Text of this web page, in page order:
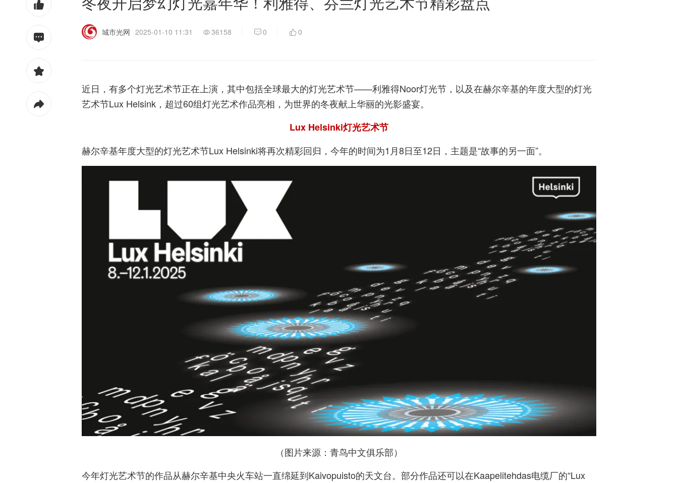
城市光网 2025-01-10 11:31 36158 0 0
近日，有多个灯光艺术节正在上演，其中包括全球最大的灯光艺术节——利雅得Noor灯光节，以及在赫尔辛基的年度大型的灯光
艺术节Lux Helsink，超过60组灯光艺术作品亮相，为世界的冬夜献上华丽的光影盛宴。
Lux Helsinki灯光艺术节
赫尔辛基年度大型的灯光艺术节Lux Helsinki将再次精彩回归，今年的时间为1月8日至12日，主题是“故事的另一面”。
（图片来源：青鸟中文俱乐部）
今年灯光艺术节的作品从赫尔辛基中央火车站一直绵延到Kaivopuisto的天文台。部分作品还可以在Kaapelitehdas电缆厂的“Lux